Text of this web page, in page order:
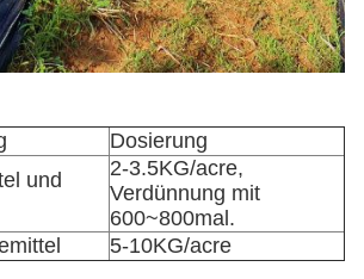
Dosierung
und
2-3.5KG/acre,
Verdünnung mit
600~800mal.
5-10KG/acre